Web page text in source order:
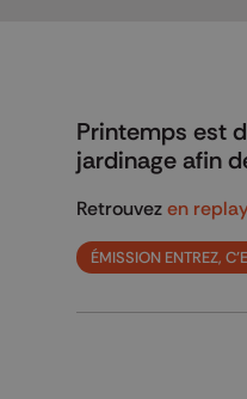
Printemps est
jardinage afin
Retrouvez en
ÉMISSION ENTREZ,